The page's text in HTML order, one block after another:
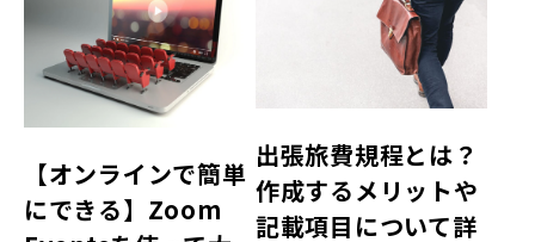
【オンラインで簡単
にできる】Zoom
出張旅費規程とは？
作成するメリットや
記載項目について詳